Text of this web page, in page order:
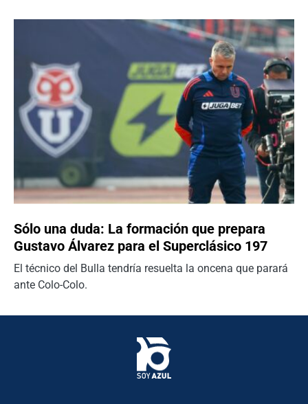
Sólo una duda: La formación que prepara
Gustavo Álvarez para el Superclásico 197
El técnico del Bulla tendría resuelta la oncena que parará
ante Colo-Colo.